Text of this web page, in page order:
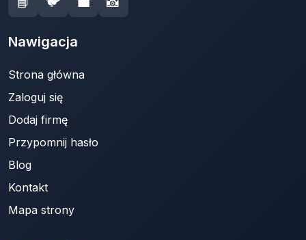
Nawigacja
Strona główna
Zaloguj się
Dodaj firmę
Przypomnij hasło
Blog
Kontakt
Mapa strony